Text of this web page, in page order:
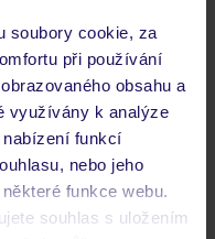
soubory cookie, za
při používání
obsahu a
využívány k analýze
funkcí
nebo jeho
funkce webu.
souhlas s uložením
do hotelu?